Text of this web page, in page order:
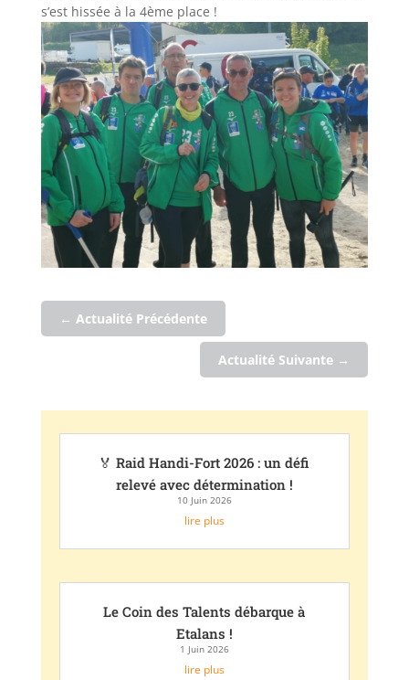
s’est hissée à la 4ème place !
← Actualité Précédente
Actualité Suivante →
🏅 Raid Handi-Fort 2026 : un défi
relevé avec détermination !
10 Juin 2026
lire plus
Le Coin des Talents débarque à
Etalans !
1 Juin 2026
lire plus